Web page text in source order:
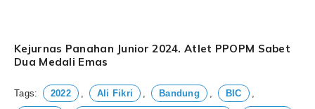
Kejurnas Panahan Junior 2024. Atlet PPOPM Sabet
Dua Medali Emas
Tags: 2022 , Ali Fikri , Bandung , BIC ,